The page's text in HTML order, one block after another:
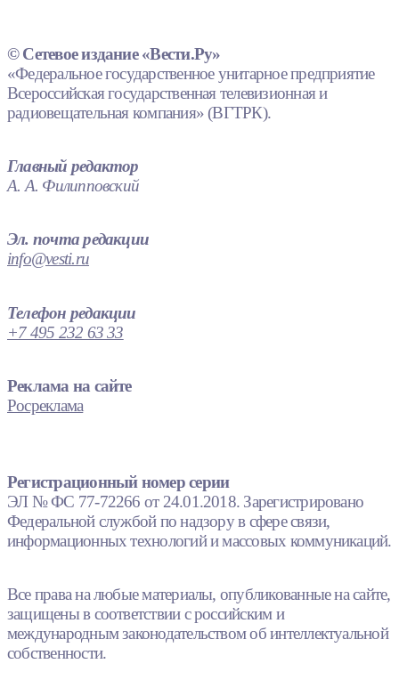
© Сетевое издание «Вести.Ру»
«Федеральное государственное унитарное предприятие
Всероссийская государственная телевизионная и
радиовещательная компания» (ВГТРК).
Главный редактор
А. А. Филипповский
Эл. почта редакции
info@vesti.ru
Телефон редакции
+7 495 232 63 33
Реклама на сайте
Росреклама
Регистрационный номер серии
ЭЛ № ФС 77-72266 от 24.01.2018. Зарегистрировано
Федеральной службой по надзору в сфере связи,
информационных технологий и массовых коммуникаций.
Все права на любые материалы, опубликованные на сайте,
защищены в соответствии с российским и
международным законодательством об интеллектуальной
собственности.